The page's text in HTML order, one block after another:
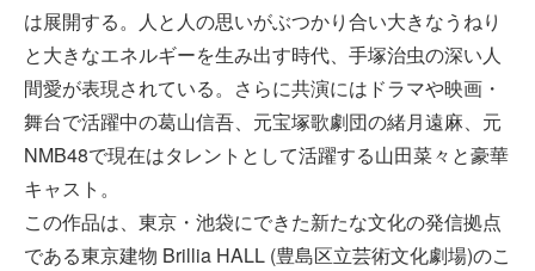
は展開する。人と人の思いがぶつかり合い大きなうねり
と大きなエネルギーを生み出す時代、手塚治虫の深い人
間愛が表現されている。さらに共演にはドラマや映画・
舞台で活躍中の葛山信吾、元宝塚歌劇団の緒月遠麻、元
NMB48で現在はタレントとして活躍する山田菜々と豪華
キャスト。
この作品は、東京・池袋にできた新たな文化の発信拠点
である東京建物 Brillia HALL (豊島区立芸術文化劇場)のこ